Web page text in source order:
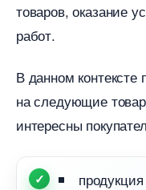
товаров, оказание
работ.
данном контексте
на следующие
интересны